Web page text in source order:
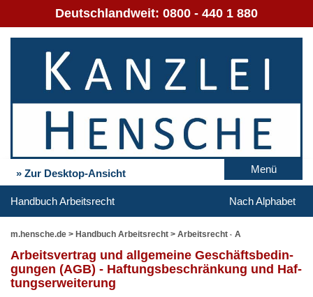
Deutschlandweit: 0800 - 440 1 880
» Zur Desktop-Ansicht Menü
Handbuch Arbeitsrecht Nach Alphabet
m.hensche.de > Handbuch Arbeitsrecht > Arbeitsrecht - A
Ar­beits­ver­trag und all­ge­mei­ne Ge­schäfts­be­din­
gun­gen (AGB) - Haf­tungs­be­schrän­kung und Haf­
tungs­er­wei­te­rung